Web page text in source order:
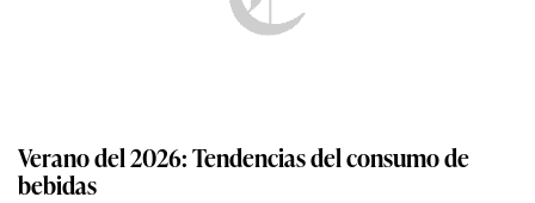
Verano del 2026: Tendencias del consumo de
bebidas